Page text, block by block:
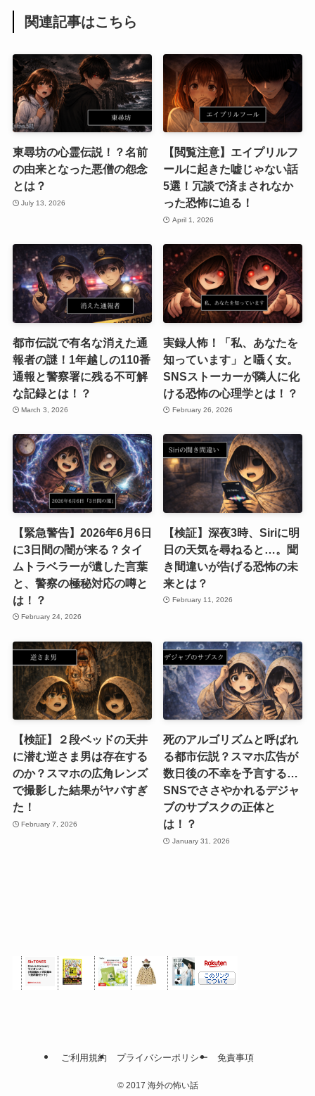
関連記事はこちら
東尋坊の心霊伝説！？名前
の由来となった悪僧の怨念
とは？
July 13, 2026
【閲覧注意】エイプリルフ
ールに起きた嘘じゃない話
5選！冗談で済まされなか
った恐怖に迫る！
April 1, 2026
都市伝説で有名な消えた通
報者の謎！1年越しの110番
通報と警察署に残る不可解
な記録とは！？
March 3, 2026
実録人怖！「私、あなたを
知っています」と囁く女。
SNSストーカーが隣人に化
ける恐怖の心理学とは！？
February 26, 2026
【緊急警告】2026年6月6日
に3日間の闇が来る？タイ
ムトラベラーが遺した言葉
と、警察の極秘対応の噂と
は！？
February 24, 2026
【検証】深夜3時、Siriに明
日の天気を尋ねると…。聞
き間違いが告げる恐怖の未
来とは？
February 11, 2026
【検証】２段ベッドの天井
に潜む逆さま男は存在する
のか？スマホの広角レンズ
で撮影した結果がヤバすぎ
た！
February 7, 2026
死のアルゴリズムと呼ばれ
る都市伝説？スマホ広告が
数日後の不幸を予言する…
SNSでささやかれるデジャ
ブのサブスクの正体と
は！？
January 31, 2026
ご利用規約 プライバシーポリシー 免責事項
© 2017 海外の怖い話